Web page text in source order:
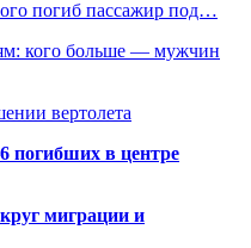
погиб пассажир под…
кого больше — мужчин
вертолета
погибших в центре
миграции и